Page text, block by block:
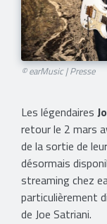
© earMusic | Presse
Les légendaires
retour le 2 mars
de la sortie de
désormais
streaming chez
particulièrement
de Joe Satriani.